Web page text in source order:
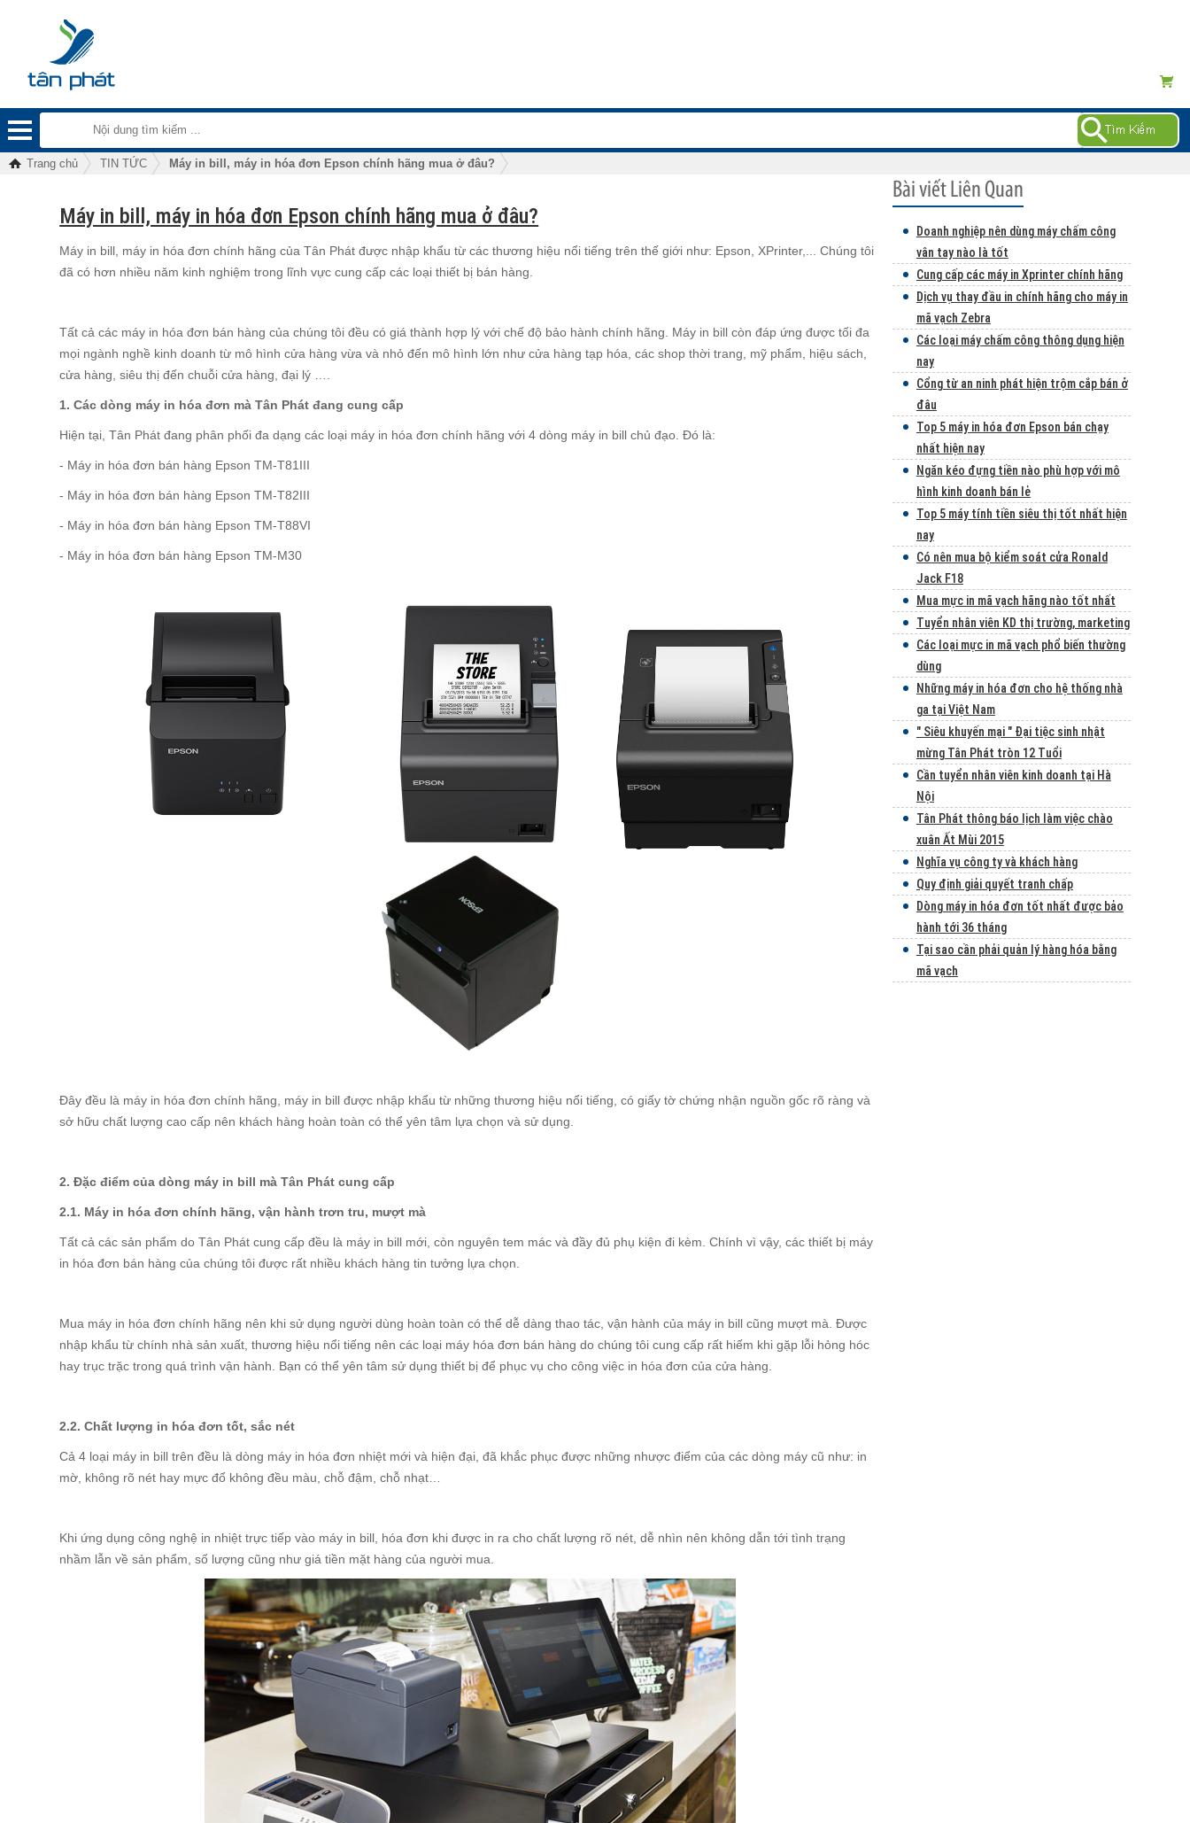
Trang chủ TIN TỨC Máy in bill, máy in hóa đơn Epson chính hãng mua ở đâu?
Máy in bill, máy in hóa đơn Epson chính hãng mua ở đâu?
Máy in bill, máy in hóa đơn chính hãng của Tân Phát được nhập khẩu từ các thương hiệu nổi tiếng trên thế giới như: Epson, XPrinter,... Chúng tôi
đã có hơn nhiều năm kinh nghiệm trong lĩnh vực cung cấp các loại thiết bị bán hàng.
Tất cả các máy in hóa đơn bán hàng của chúng tôi đều có giá thành hợp lý với chế độ bảo hành chính hãng. Máy in bill còn đáp ứng được tối đa
mọi ngành nghề kinh doanh từ mô hình cửa hàng vừa và nhỏ đến mô hình lớn như cửa hàng tạp hóa, các shop thời trang, mỹ phẩm, hiệu sách,
cửa hàng, siêu thị đến chuỗi cửa hàng, đại lý ….
1. Các dòng máy in hóa đơn mà Tân Phát đang cung cấp
Hiện tại, Tân Phát đang phân phối đa dạng các loại máy in hóa đơn chính hãng với 4 dòng máy in bill chủ đạo. Đó là:
- Máy in hóa đơn bán hàng Epson TM-T81III
- Máy in hóa đơn bán hàng Epson TM-T82III
- Máy in hóa đơn bán hàng Epson TM-T88VI
- Máy in hóa đơn bán hàng Epson TM-M30
Đây đều là máy in hóa đơn chính hãng, máy in bill được nhập khẩu từ những thương hiệu nổi tiếng, có giấy tờ chứng nhận nguồn gốc rõ ràng và
sở hữu chất lượng cao cấp nên khách hàng hoàn toàn có thể yên tâm lựa chọn và sử dụng.
2. Đặc điểm của dòng máy in bill mà Tân Phát cung cấp
2.1. Máy in hóa đơn chính hãng, vận hành trơn tru, mượt mà
Tất cả các sản phẩm do Tân Phát cung cấp đều là máy in bill mới, còn nguyên tem mác và đầy đủ phụ kiện đi kèm. Chính vì vậy, các thiết bị máy
in hóa đơn bán hàng của chúng tôi được rất nhiều khách hàng tin tưởng lựa chọn.
Mua máy in hóa đơn chính hãng nên khi sử dụng người dùng hoàn toàn có thể dễ dàng thao tác, vận hành của máy in bill cũng mượt mà. Được
nhập khẩu từ chính nhà sản xuất, thương hiệu nổi tiếng nên các loại máy hóa đơn bán hàng do chúng tôi cung cấp rất hiếm khi gặp lỗi hỏng hóc
hay trục trặc trong quá trình vận hành. Bạn có thể yên tâm sử dụng thiết bị để phục vụ cho công việc in hóa đơn của cửa hàng.
2.2. Chất lượng in hóa đơn tốt, sắc nét
Cả 4 loại máy in bill trên đều là dòng máy in hóa đơn nhiệt mới và hiện đại, đã khắc phục được những nhược điểm của các dòng máy cũ như: in
mờ, không rõ nét hay mực đổ không đều màu, chỗ đậm, chỗ nhạt…
Khi ứng dụng công nghệ in nhiệt trực tiếp vào máy in bill, hóa đơn khi được in ra cho chất lượng rõ nét, dễ nhìn nên không dẫn tới tình trạng
nhầm lẫn về sản phẩm, số lượng cũng như giá tiền mặt hàng của người mua.
Doanh nghiệp nên dùng máy chấm công
vân tay nào là tốt
Cung cấp các máy in Xprinter chính hãng
Dịch vụ thay đầu in chính hãng cho máy in
mã vạch Zebra
Các loại máy chấm công thông dụng hiện
nay
Cổng từ an ninh phát hiện trộm cắp bán ở
đâu
Top 5 máy in hóa đơn Epson bán chạy
nhất hiện nay
Ngăn kéo đựng tiền nào phù hợp với mô
hình kinh doanh bán lẻ
Top 5 máy tính tiền siêu thị tốt nhất hiện
nay
Có nên mua bộ kiểm soát cửa Ronald
Jack F18
Mua mực in mã vạch hãng nào tốt nhất
Tuyển nhân viên KD thị trường, marketing
Các loại mực in mã vạch phổ biến thường
dùng
Những máy in hóa đơn cho hệ thống nhà
ga tại Việt Nam
" Siêu khuyến mại " Đại tiệc sinh nhật
mừng Tân Phát tròn 12 Tuổi
Cần tuyển nhân viên kinh doanh tại Hà
Nội
Tân Phát thông báo lịch làm việc chào
xuân Ất Mùi 2015
Nghĩa vụ công ty và khách hàng
Quy định giải quyết tranh chấp
Dòng máy in hóa đơn tốt nhất được bảo
hành tới 36 tháng
Tại sao cần phải quản lý hàng hóa bằng
mã vạch